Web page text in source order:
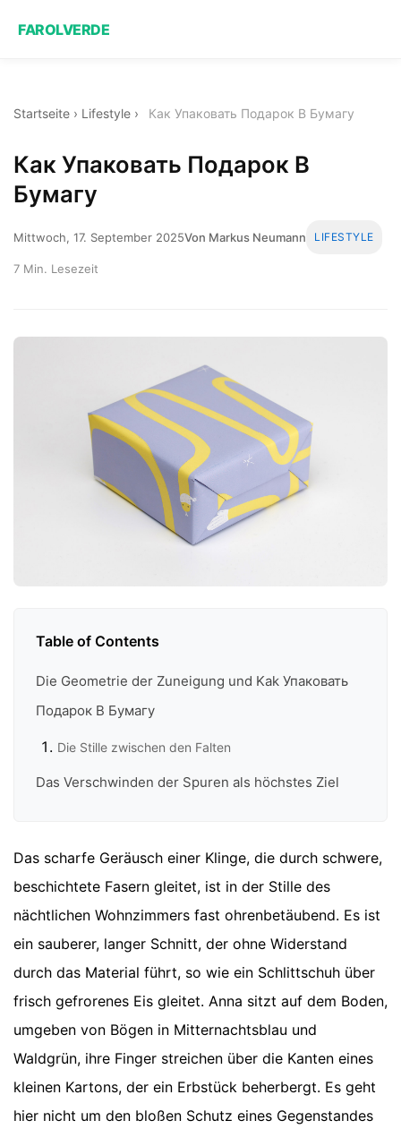
FAROLVERDE
Startseite › Lifestyle › Как Упаковать Подарок В Бумагу
Как Упаковать Подарок В
Бумагу
Mittwoch, 17. September 2025Von Markus Neumann LIFESTYLE
7 Min. Lesezeit
Table of Contents
Die Geometrie der Zuneigung und Kak Упаковать
Подарок В Бумагу
Die Stille zwischen den Falten
Das Verschwinden der Spuren als höchstes Ziel
Das scharfe Geräusch einer Klinge, die durch schwere,
beschichtete Fasern gleitet, ist in der Stille des
nächtlichen Wohnzimmers fast ohrenbetäubend. Es ist
ein sauberer, langer Schnitt, der ohne Widerstand
durch das Material führt, so wie ein Schlittschuh über
frisch gefrorenes Eis gleitet. Anna sitzt auf dem Boden,
umgeben von Bögen in Mitternachtsblau und
Waldgrün, ihre Finger streichen über die Kanten eines
kleinen Kartons, der ein Erbstück beherbergt. Es geht
hier nicht um den bloßen Schutz eines Gegenstandes